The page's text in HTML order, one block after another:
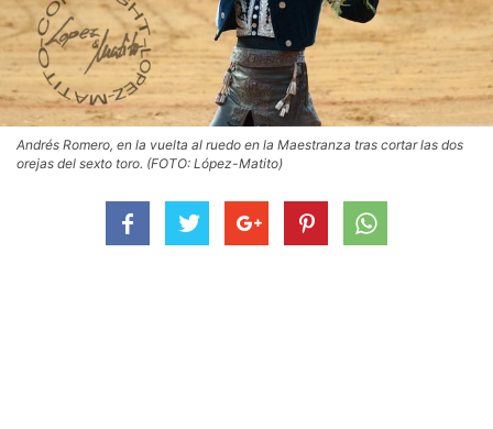
Andrés Romero, en la vuelta al ruedo en la Maestranza tras cortar las dos
orejas del sexto toro. (FOTO: López-Matito)